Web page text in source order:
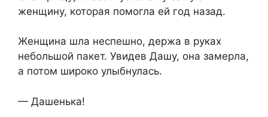
женщину, которая помогла ей год назад.
Женщина шла неспешно, держа в руках
небольшой пакет. Увидев Дашу, она замерла,
а потом широко улыбнулась.
— Дашенька!